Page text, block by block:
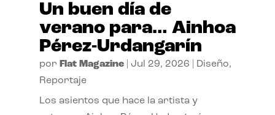
Un buen día de
verano para… Ainhoa
Pérez-Urdangarín
por Flat Magazine| Jul 29, 2026 Diseño,
Reportaje
Los asientos que hace la artista y